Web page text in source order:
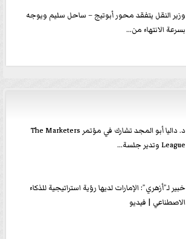
وزير النقل يتفقد محور أبوتيج – ساحل سليم ويوجه
بسرعة الانتهاء من...
د. داليا أبو المجد تشارك في مؤتمر The Marketers
League وتدير جلسة...
خبير لـ”أزهري”: الإمارات لديها رؤية استراتيجية للذكاء
الاصطناعي | فيديو